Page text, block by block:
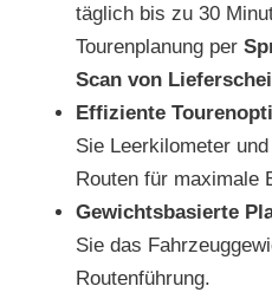
täglich bis zu 30
Tourenplanung per
Scan von
Effiziente
Sie Leerkilometer
Routen für maximale
Gewichtsbasierte
Sie das
Routenführung.